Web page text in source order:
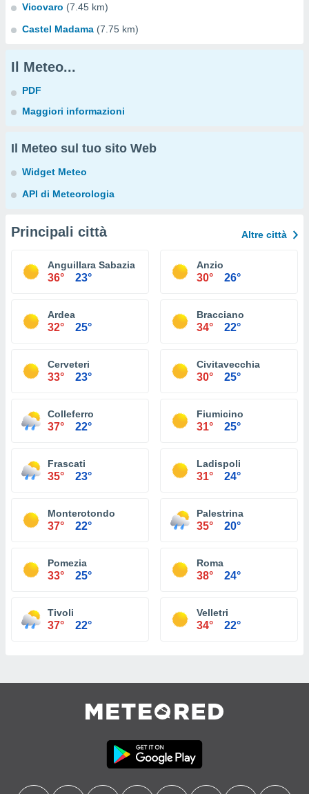
Vicovaro (7.45 km)
Castel Madama (7.75 km)
Il Meteo...
PDF
Maggiori informazioni
Il Meteo sul tuo sito Web
Widget Meteo
API di Meteorologia
Principali città Altre città
Anguillara Sabazia
36° 23°
Anzio
30° 26°
Ardea
32° 25°
Bracciano
34° 22°
Cerveteri
33° 23°
Civitavecchia
30° 25°
Colleferro
37° 22°
Fiumicino
31° 25°
Frascati
35° 23°
Ladispoli
31° 24°
Monterotondo
37° 22°
Palestrina
35° 20°
Pomezia
33° 25°
Roma
38° 24°
Tivoli
37° 22°
Velletri
34° 22°